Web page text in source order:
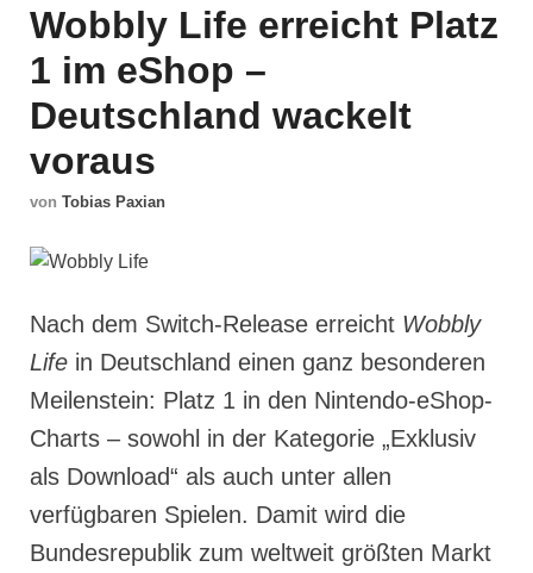
Wobbly Life erreicht Platz
1 im eShop –
Deutschland wackelt
voraus
von Tobias Paxian
Nach dem Switch-Release erreicht Wobbly
Life in Deutschland einen ganz besonderen
Meilenstein: Platz 1 in den Nintendo-eShop-
Charts – sowohl in der Kategorie „Exklusiv
als Download“ als auch unter allen
verfügbaren Spielen. Damit wird die
Bundesrepublik zum weltweit größten Markt